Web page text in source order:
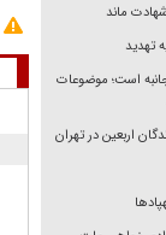
ماند
تهدید
است؛ موضوعات
اربعین در تهران